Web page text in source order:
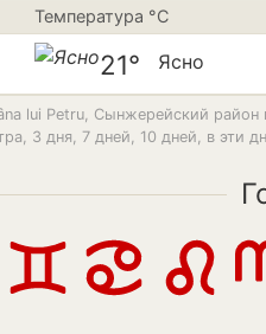
Температура °C
21° Ясно
lui Petru, Сынжерейский
3 дня, 7 дней, 10 дней, в эти